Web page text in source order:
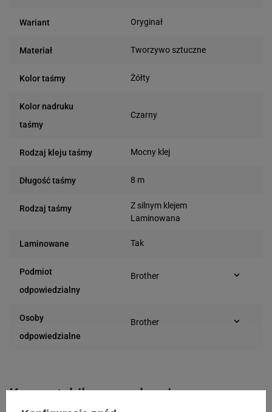
Wariant Oryginał
Materiał Tworzywo sztuczne
Kolor taśmy Żółty
Kolor nadruku
taśmy
Czarny
Rodzaj kleju taśmy Mocny klej
Długość taśmy 8 m
Rodzaj taśmy
Z silnym klejem
Laminowana
Laminowane Tak
Podmiot
odpowiedzialny
Brother
Osoby
odpowiedzialne
Brother
Kompatybilne urządzenia